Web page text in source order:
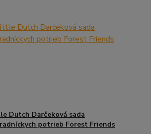
Dutch Darčeková sada
potrieb Forest Friends